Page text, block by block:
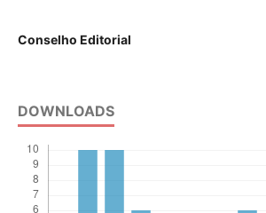
Conselho Editorial
DOWNLOADS